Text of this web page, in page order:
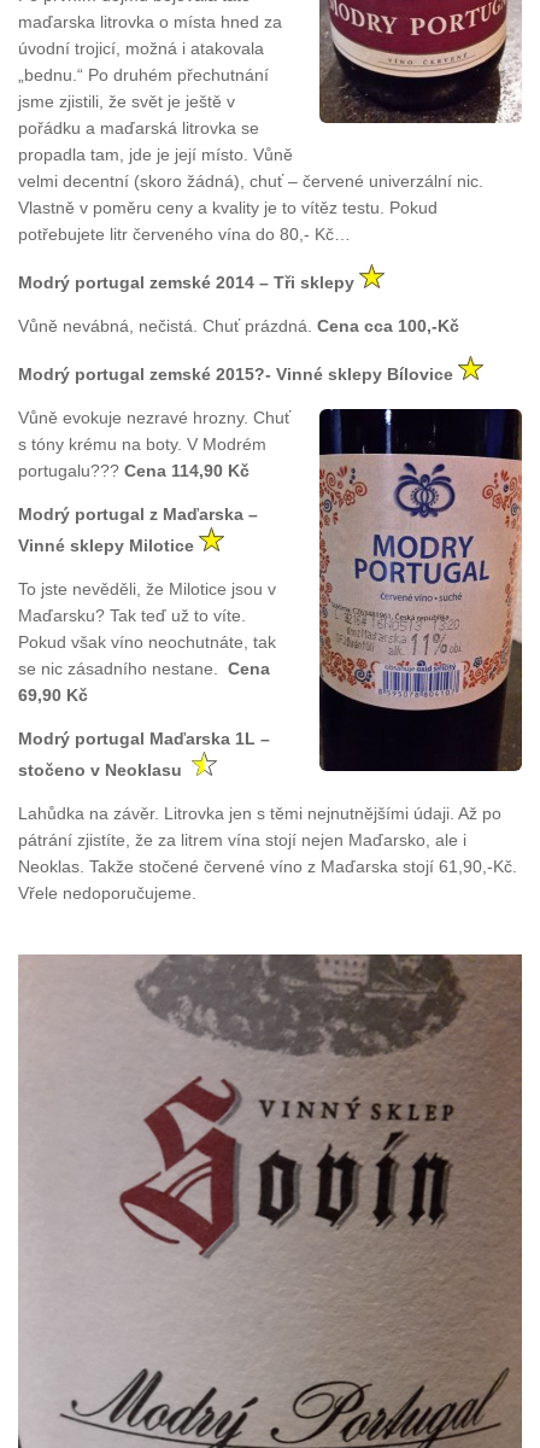
maďarska litrovka o místa hned za
úvodní trojicí, možná i atakovala
„bednu.“ Po druhém přechutnání
jsme zjistili, že svět je ještě v
pořádku a maďarská litrovka se
propadla tam, jde je její místo. Vůně
velmi decentní (skoro žádná), chuť – červené univerzální nic.
Vlastně v poměru ceny a kvality je to vítěz testu. Pokud
potřebujete litr červeného vína do 80,- Kč…
Modrý portugal zemské 2014 – Tři sklepy
Vůně nevábná, nečistá. Chuť prázdná. Cena cca 100,-Kč
Modrý portugal zemské 2015?- Vinné sklepy Bílovice
Vůně evokuje nezravé hrozny. Chuť
s tóny krému na boty. V Modrém
portugalu??? Cena 114,90 Kč
Modrý portugal z Maďarska –
Vinné sklepy Milotice
To jste nevěděli, že Milotice jsou v
Maďarsku? Tak teď už to víte.
Pokud však víno neochutnáte, tak
se nic zásadního nestane. Cena
69,90 Kč
Modrý portugal Maďarska 1L –
stočeno v Neoklasu
Lahůdka na závěr. Litrovka jen s těmi nejnutnějšími údaji. Až po
pátrání zjistíte, že za litrem vína stojí nejen Maďarsko, ale i
Neoklas. Takže stočené červené víno z Maďarska stojí 61,90,-Kč.
Vřele nedoporučujeme.